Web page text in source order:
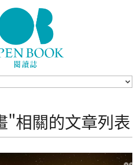
"相關的文章列表